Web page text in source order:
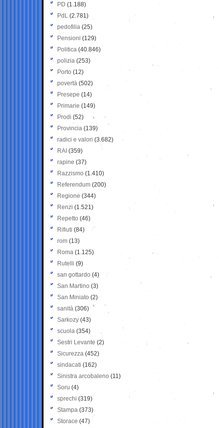
PD (1.188)
PdL (2.781)
pedofilia (25)
Pensioni (129)
Politica (40.846)
polizia (253)
Porto (12)
povertà (502)
Presepe (14)
Primarie (149)
Prodi (52)
Provincia (139)
radici e valori (3.682)
RAI (359)
rapine (37)
Razzismo (1.410)
Referendum (200)
Regione (344)
Renzi (1.521)
Repetto (46)
Rifiuti (84)
rom (13)
Roma (1.125)
Rutelli (9)
san gottardo (4)
San Martino (3)
San Miniato (2)
sanità (306)
Sarkozy (43)
scuola (354)
Sestri Levante (2)
Sicurezza (452)
sindacati (162)
Sinistra arcobaleno (11)
Soru (4)
sprechi (319)
Stampa (373)
Storace (47)